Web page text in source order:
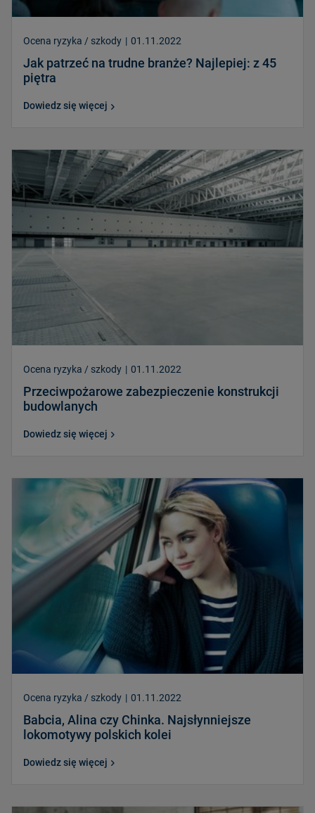
Ocena ryzyka / szkody | 01.11.2022
Jak patrzeć na trudne branże? Najlepiej: z 45
piętra
Dowiedz się więcej
Ocena ryzyka / szkody | 01.11.2022
Przeciwpożarowe zabezpieczenie konstrukcji
budowlanych
Dowiedz się więcej
Ocena ryzyka / szkody | 01.11.2022
Babcia, Alina czy Chinka. Najsłynniejsze
lokomotywy polskich kolei
Dowiedz się więcej